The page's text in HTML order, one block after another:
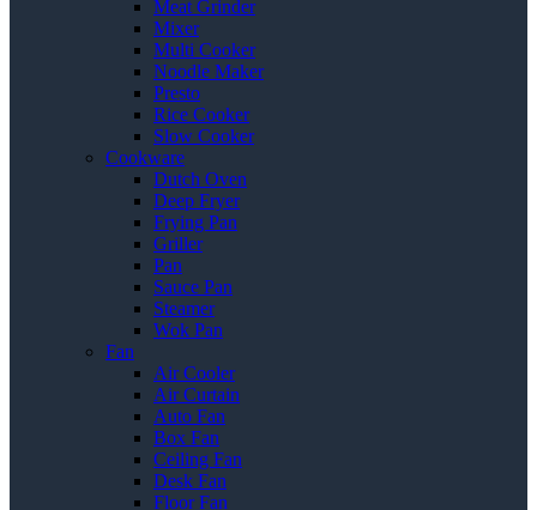
Meat Grinder
Mixer
Multi Cooker
Noodle Maker
Presto
Rice Cooker
Slow Cooker
Cookware
Dutch Oven
Deep Fryer
Frying Pan
Griller
Pan
Sauce Pan
Steamer
Wok Pan
Fan
Air Cooler
Air Curtain
Auto Fan
Box Fan
Ceiling Fan
Desk Fan
Floor Fan